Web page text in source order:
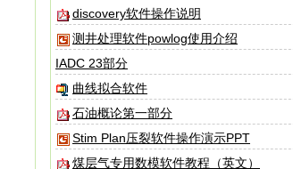
discovery软件操作说明
测井处理软件powlog使用介绍
IADC 23部分
曲线拟合软件
石油概论第一部分
Stim Plan压裂软件操作演示PPT
煤层气专用数模软件教程（英文）